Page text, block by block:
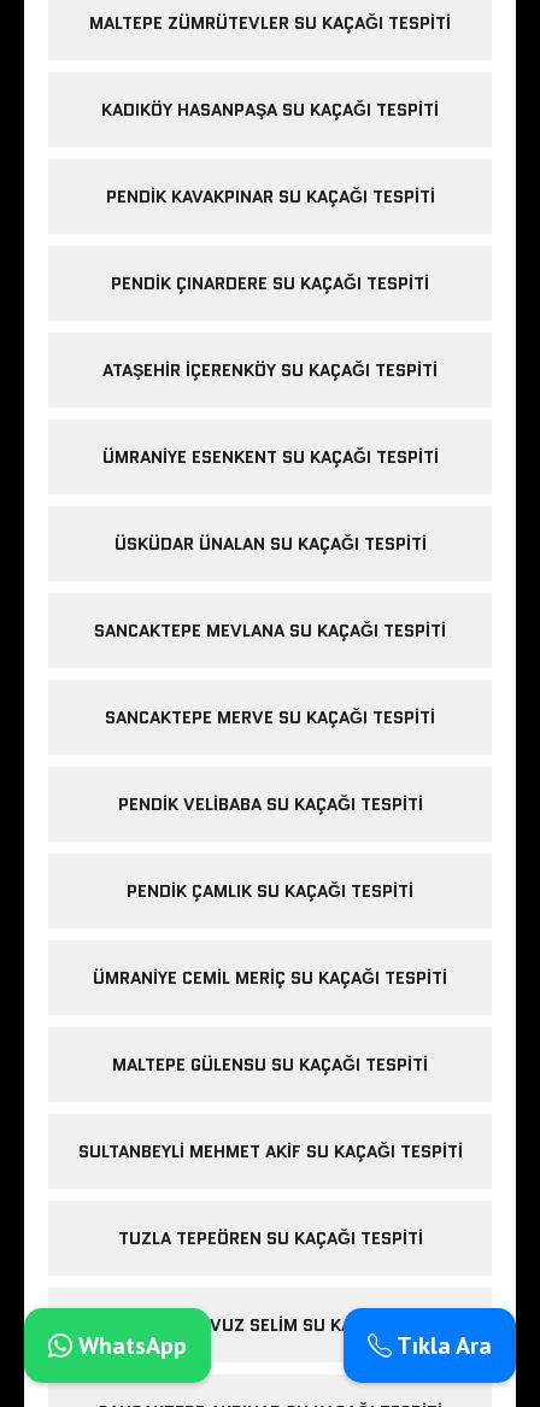
MALTEPE ZÜMRÜTEVLER SU KAÇAĞI TESPITI
KADIKÖY HASANPAŞA SU KAÇAĞI TESPITI
PENDIK KAVAKPINAR SU KAÇAĞI TESPITI
PENDIK ÇINARDERE SU KAÇAĞI TESPITI
ATAŞEHIR İÇERENKÖY SU KAÇAĞI TESPITI
ÜMRANIYE ESENKENT SU KAÇAĞI TESPITI
ÜSKÜDAR ÜNALAN SU KAÇAĞI TESPITI
SANCAKTEPE MEVLANA SU KAÇAĞI TESPITI
SANCAKTEPE MERVE SU KAÇAĞI TESPITI
PENDIK VELIBABA SU KAÇAĞI TESPITI
PENDIK ÇAMLIK SU KAÇAĞI TESPITI
ÜMRANIYE CEMIL MERIÇ SU KAÇAĞI TESPITI
MALTEPE GÜLENSU SU KAÇAĞI TESPITI
SULTANBEYLI MEHMET AKIF SU KAÇAĞI TESPITI
TUZLA TEPEÖREN SU KAÇAĞI TESPITI
SULTANBEYLI YAVUZ SELIM SU KAÇAĞI TESPITI
Tıkla Ara
WhatsApp